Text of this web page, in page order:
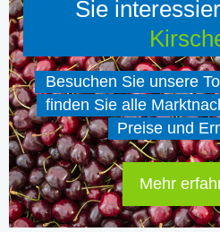
Sie
Besuchen Sie unsere
finden Sie alle
Preise und
Mehr